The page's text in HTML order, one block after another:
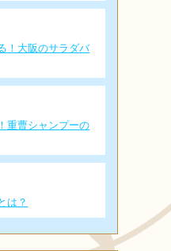
！大阪のサラダバ
重曹シャンプーの
は？